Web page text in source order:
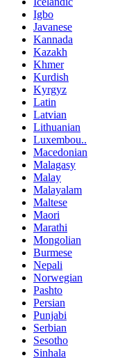
Igbo
Javanese
Kannada
Kazakh
Khmer
Kurdish
Kyrgyz
Latin
Latvian
Lithuanian
Luxembou..
Macedonian
Malagasy
Malay
Malayalam
Maltese
Maori
Marathi
Mongolian
Burmese
Nepali
Norwegian
Pashto
Persian
Punjabi
Serbian
Sesotho
Sinhala